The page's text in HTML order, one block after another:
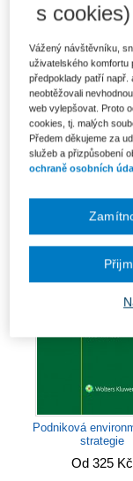
Ekonomika a měření
muzeí
Podniková
strategie
Od 325 Kč
s cookies)
Vážený návštěvníku,
uživatelského
předpoklady patří např.
neobtěžovali
web vylepšovat. Proto
cookies, tj. malých
Předem děkujeme za
služeb a přizpůsobení
ochraně osobních